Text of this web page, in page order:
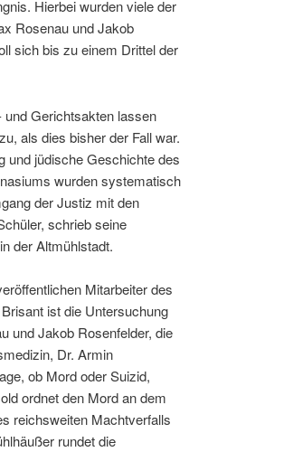
Hierbei wurden viele der
Rosenau und Jakob
sich bis zu einem Drittel der
Gerichtsakten lassen
als dies bisher der Fall war.
und jüdische Geschichte des
wurden systematisch
der Justiz mit den
schrieb seine
der Altmühlstadt.
Mitarbeiter des
ist die Untersuchung
und Jakob Rosenfelder, die
Dr. Armin
ob Mord oder Suizid,
ordnet den Mord an dem
reichsweiten Machtverfalls
rundet die